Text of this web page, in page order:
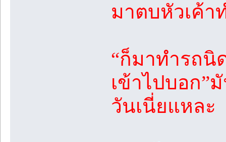
มาตบหัวเค้า
“ก็มาทำรถ
เข้าไปบอก”
วันเนี่ยแหละ